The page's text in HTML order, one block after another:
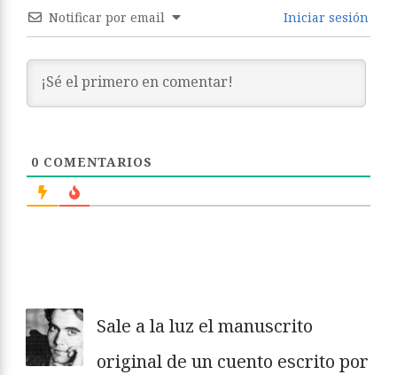
Notificar por email Iniciar sesión
0 COMENTARIOS
Sale a la luz el manuscrito
original de un cuento escrito por